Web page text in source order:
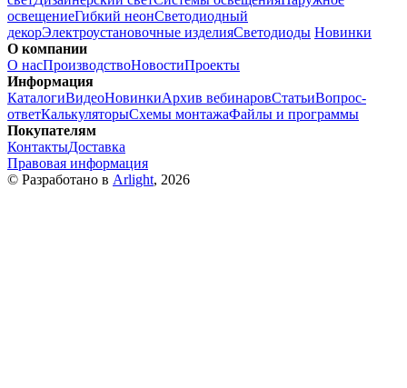
освещениеГибкий неонСветодиодный
декорЭлектроустановочные изделияСветодиоды Новинки
О компании
О насПроизводствоНовостиПроекты
Информация
КаталогиВидеоНовинкиАрхив вебинаровСтатьиВопрос-
ответКалькуляторыСхемы монтажаФайлы и программы
Покупателям
КонтактыДоставка
Правовая информация
© Разработано в Arlight, 2026